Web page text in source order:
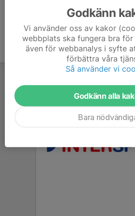
Godkänn
Vi använder oss av kakor
webbplats ska fungera bra för
även för webbanalys i syfte
förbättra våra
Så använder vi
Godkänn alla
Bara